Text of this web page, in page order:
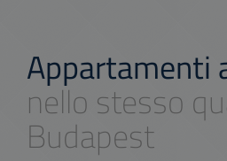
Appartamenti
nello stesso
Budapest